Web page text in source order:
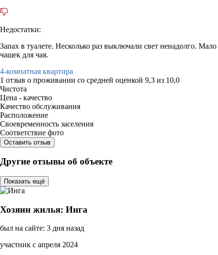
Недостатки:
Запах в туалете. Несколько раз выключали свет ненадолго. Мало
чашек для чая.
4-комнатная квартира
1 отзыв о проживании со средней оценкой 9,3 из 10,0
Чистота
Цена - качество
Качество обслуживания
Расположение
Своевременность заселения
Соответствие фото
Оставить отзыв
Другие отзывы об объекте
Показать ещё
Хозяин жилья: Инга
был на сайте: 3 дня назад
участник с апреля 2024